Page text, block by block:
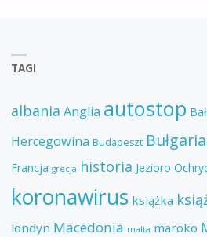
TAGI
albania Anglia autostop
Hercegowina Budapeszt Bułgaria
Francja grecja historia Jezioro
koronawirus książka
londyn Macedonia malta maroko